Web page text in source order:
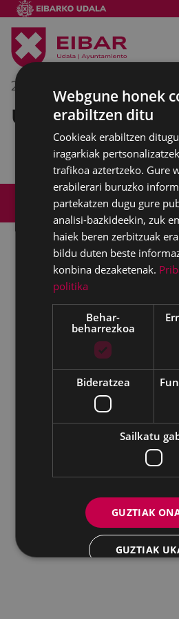
2017/11/07
Udal barruko
Web mapa
Lege-oharra
Udalaren sare
Eibarko Udala - Untzaga
Tfnoa.: 943 70 84 00 / 010 |
IFZ: P2003100A | DIR3
Webgune honek
erabiltzen ditu
Cookieak erabiltzen
iragarkiak
trafikoa aztertzeko. Gure
erabilerari buruzko
partekatzen dugu gure
analisi-bazkideekin, zuk
haiek beren zerbitzuak
bildu duten beste
konbina dezaketenak.
politika
Behar-
beharrezkoa
Bideratzea
Sailkatu
GUZTIAK
GUZTIAK